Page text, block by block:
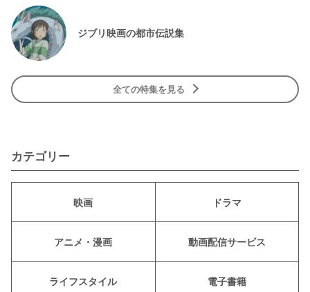
ジブリ映画の都市伝説集
全ての特集を見る
カテゴリー
映画 ドラマ
アニメ・漫画 動画配信サービス
ライフスタイル 電子書籍